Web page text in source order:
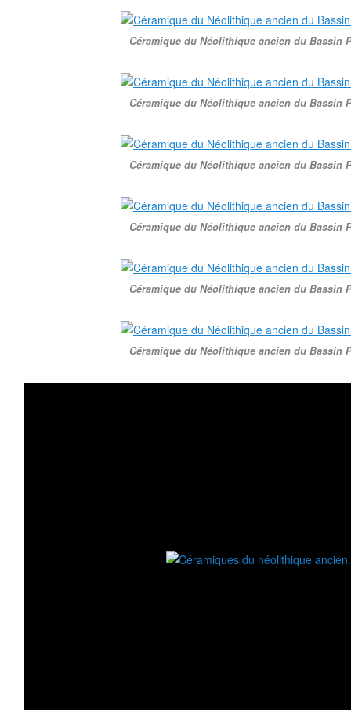
Céramique du Néolithique ancien du Bassin
Céramique du Néolithique ancien du Bassin
Céramique du Néolithique ancien du Bassin
Céramique du Néolithique ancien du Bassin
Céramique du Néolithique ancien du Bassin
Céramique du Néolithique ancien du Bassin